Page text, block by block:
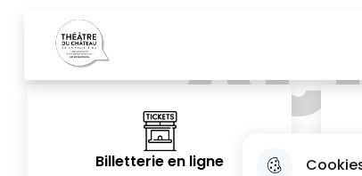
Aller au menu
Billetterie en ligne